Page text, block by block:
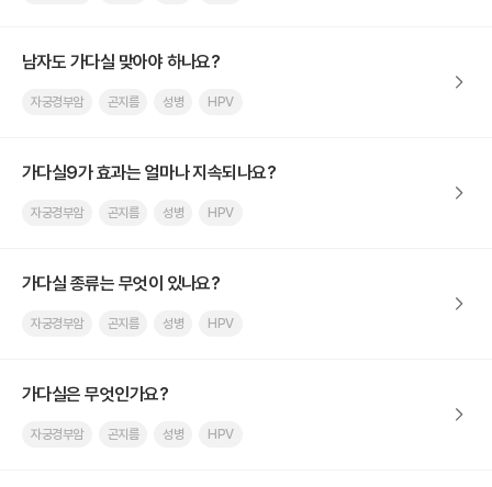
남자도 가다실 맞아야 하나요?
자궁경부암 곤지름 성병 HPV
가다실9가 효과는 얼마나 지속되나요?
자궁경부암 곤지름 성병 HPV
가다실 종류는 무엇이 있나요?
자궁경부암 곤지름 성병 HPV
가다실은 무엇인가요?
자궁경부암 곤지름 성병 HPV